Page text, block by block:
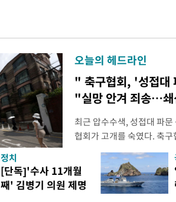
오늘의 헤드라인
" 축구협회, '성접대
"실망 안겨 죄송…
최근 압수수색, 성접대 파
협회가 고개를 숙였다. 축
관계자 여러분께 드리는
다. 축구협회는 최근 2026
컵 조별리그 탈락과 관련해
회에서 질타를 받은 데 이
정치
[단독]'수사 11개월
째' 김병기 의원 제명